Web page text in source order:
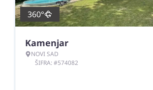
360°
Kamenjar
NOVI SAD
ŠIFRA: #574082